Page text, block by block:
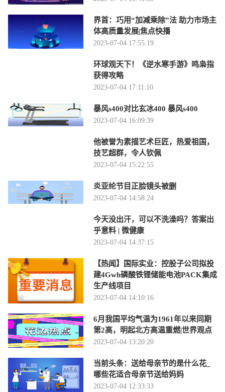
界首：巧用“加减乘除”法 助力市场主
体高质量发展|焦点快播
2023-07-04 17:55:19
环球观天下！《逆水寒手游》鸣枭指
获得攻略
2023-07-04 17:11:10
暴风s400对比玄冰400 暴风s400
2023-07-04 16:09:39
他被誉为素描艺术巨匠，热爱祖国，
技艺超群，令人钦佩
2023-07-04 15:22:55
炎亚纶节目正脸镜头被删
2023-07-04 14:58:24
今天没出汗，可以不洗澡吗？答案出
乎意料 | 微健康
2023-07-04 14:37:15
【热闻】国际实业：控股子公司拟投
建4Gwh磷酸铁锂储能电池PACK集成
生产线项目
2023-07-04 14:10:16
6月我国平均气温为1961年以来同期
第2高，明起北方高温重燃|世界观点
2023-07-04 13:20:20
当前头条：送给母亲节的是什么花_
哪些花适合母亲节送给妈妈
2023-07-04 12:33:33